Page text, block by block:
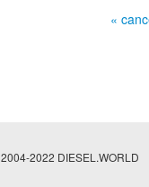
«
2004-2022 DIESEL.WORLD